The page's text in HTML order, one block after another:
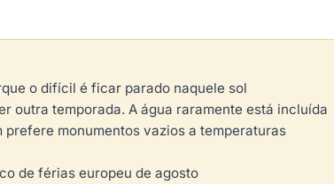
o difícil é ficar parado naquele sol
outra temporada. A água raramente está incluída
monumentos vazios a temperaturas
de férias europeu de agosto